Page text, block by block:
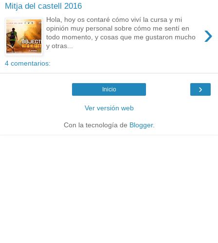
Mitja del castell 2016
›
Hola, hoy os contaré cómo viví la cursa y mi
opinión muy personal sobre cómo me sentí en
todo momento, y cosas que me gustaron mucho
y otras...
4 comentarios:
›
Inicio
Ver versión web
Con la tecnología de Blogger.